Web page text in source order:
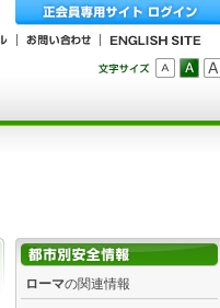
ローマの関連情報